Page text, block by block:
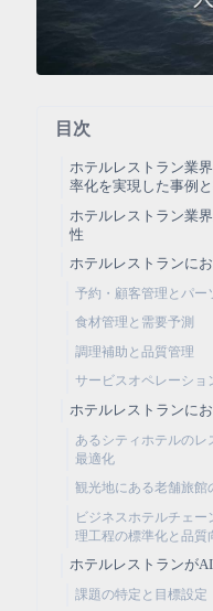
目次
ホテルレストラン業
率化を実現した事例
ホテルレストラン業
性
ホテルレストランに
予約・顧客管理とパー
食材管理と需要予測
調理補助と品質管理
サービスオペレーショ
ホテルレストランに
あるシティホテルの
最適化
観光地にある老舗旅館
ビジネスホテルチェ
理工程の標準化と品質
ホテルレストランが
課題の特定と目標設定